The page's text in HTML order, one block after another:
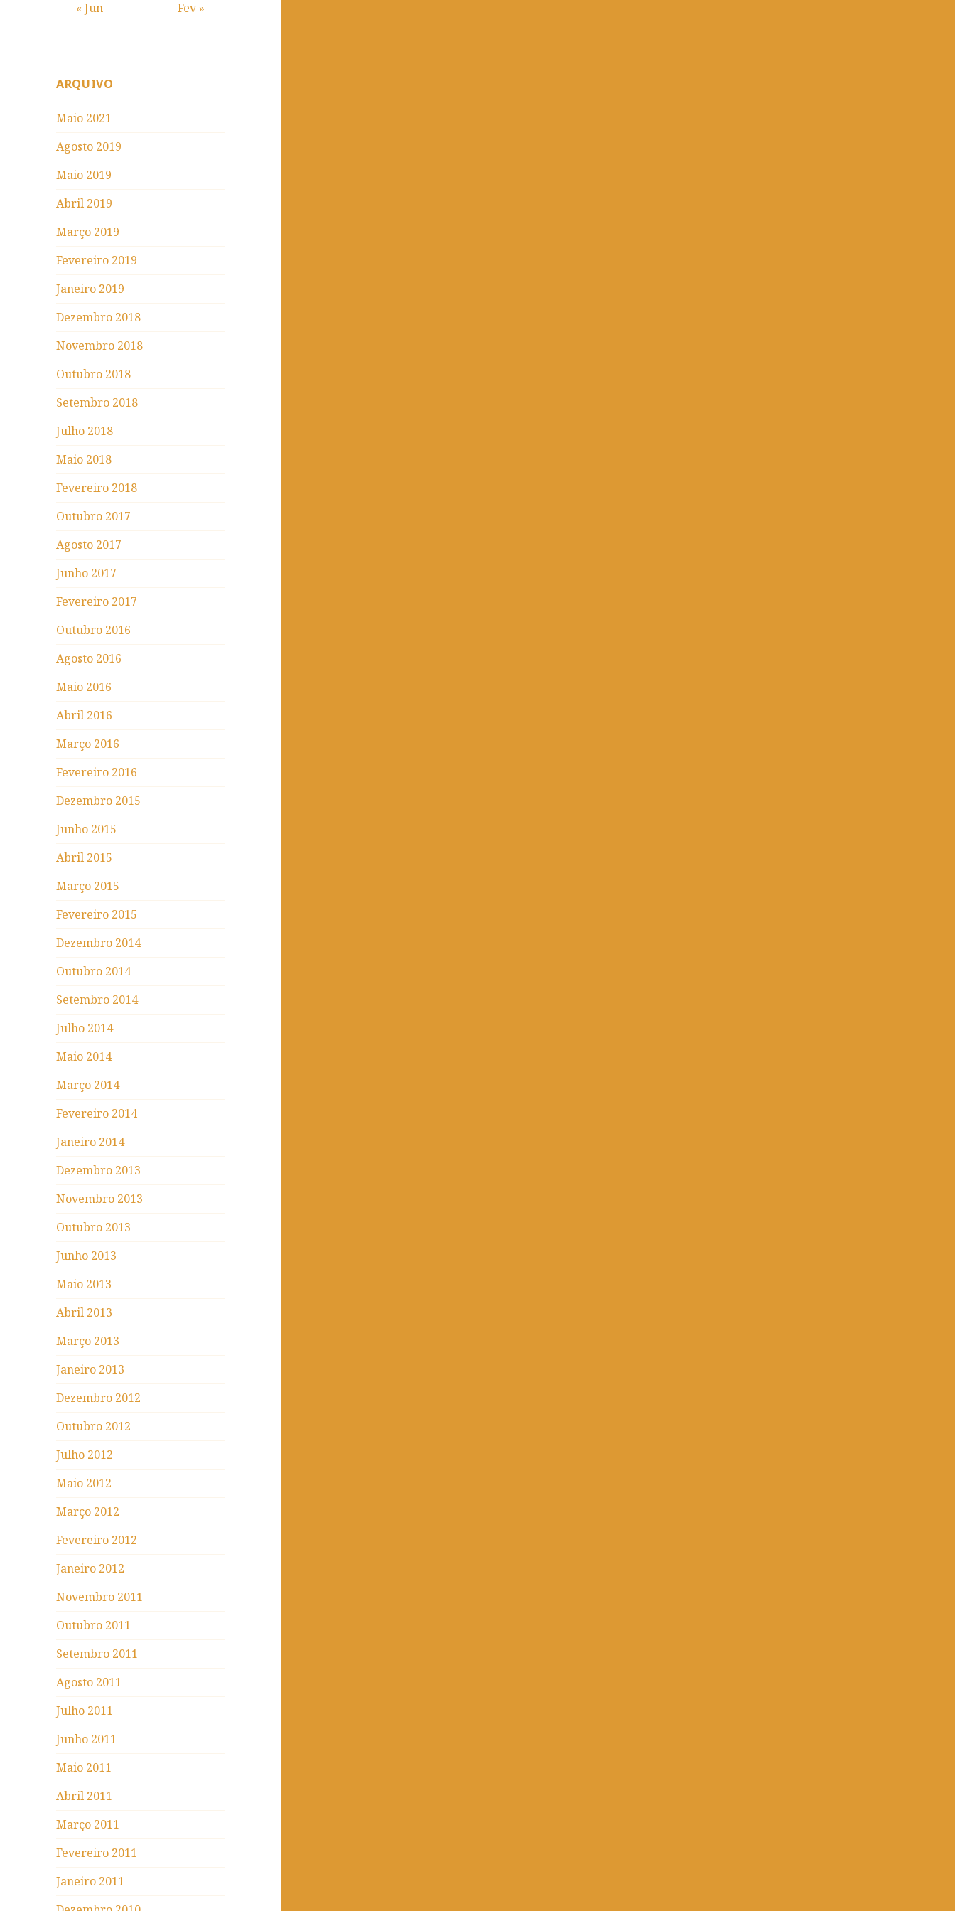
« Jun
Fev »
ARQUIVO
Maio 2021
Agosto 2019
Maio 2019
Abril 2019
Março 2019
Fevereiro 2019
Janeiro 2019
Dezembro 2018
Novembro 2018
Outubro 2018
Setembro 2018
Julho 2018
Maio 2018
Fevereiro 2018
Outubro 2017
Agosto 2017
Junho 2017
Fevereiro 2017
Outubro 2016
Agosto 2016
Maio 2016
Abril 2016
Março 2016
Fevereiro 2016
Dezembro 2015
Junho 2015
Abril 2015
Março 2015
Fevereiro 2015
Dezembro 2014
Outubro 2014
Setembro 2014
Julho 2014
Maio 2014
Março 2014
Fevereiro 2014
Janeiro 2014
Dezembro 2013
Novembro 2013
Outubro 2013
Junho 2013
Maio 2013
Abril 2013
Março 2013
Janeiro 2013
Dezembro 2012
Outubro 2012
Julho 2012
Maio 2012
Março 2012
Fevereiro 2012
Janeiro 2012
Novembro 2011
Outubro 2011
Setembro 2011
Agosto 2011
Julho 2011
Junho 2011
Maio 2011
Abril 2011
Março 2011
Fevereiro 2011
Janeiro 2011